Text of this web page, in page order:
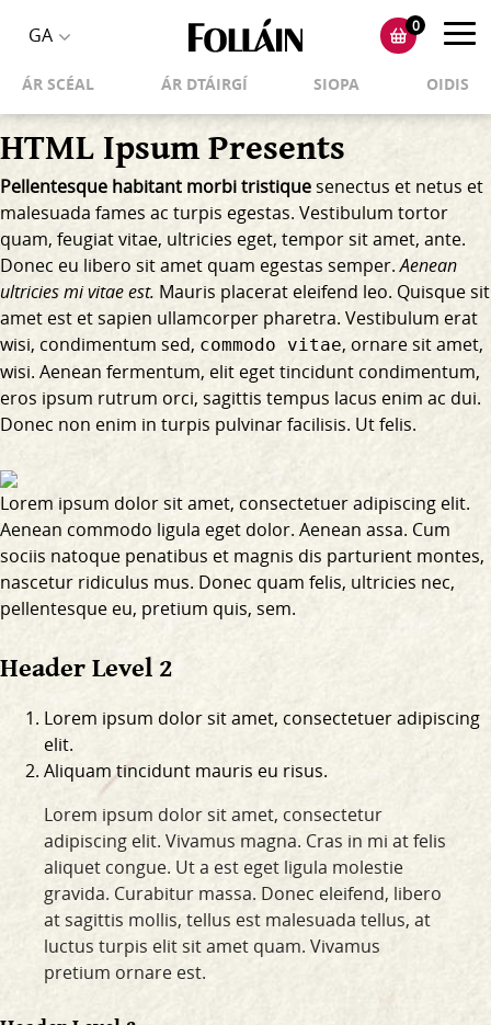
GA
language
selector
0
ÁR SCÉAL ÁR DTÁIRGÍ SIOPA OIDIS
HTML Ipsum Presents
Pellentesque habitant morbi tristiquesenectus et netus et
malesuada fames ac turpis egestas. Vestibulum tortor
quam, feugiat vitae, ultricies eget, tempor sit amet, ante.
Donec eu libero sit amet quam egestas semper.Aenean
ultricies mi vitae est. Mauris placerat eleifend leo. Quisque sit
amet est et sapien ullamcorper pharetra. Vestibulum erat
wisi, condimentum sed, commodo vitae, ornare sit amet,
wisi. Aenean fermentum, elit eget tincidunt condimentum,
eros ipsum rutrum orci, sagittis tempus lacus enim ac dui.
Donec non enim in turpis pulvinar facilisis. Ut felis.
Lorem ipsum dolor sit amet, consectetuer adipiscing elit.
Aenean commodo ligula eget dolor. Aenean assa. Cum
sociis natoque penatibus et magnis dis parturient montes,
nascetur ridiculus mus. Donec quam felis, ultricies nec,
pellentesque eu, pretium quis, sem.
Header Level 2
Lorem ipsum dolor sit amet, consectetuer adipiscing
elit.
Aliquam tincidunt mauris eu risus.
Lorem ipsum dolor sit amet, consectetur
adipiscing elit. Vivamus magna. Cras in mi at felis
aliquet congue. Ut a est eget ligula molestie
gravida. Curabitur massa. Donec eleifend, libero
at sagittis mollis, tellus est malesuada tellus, at
luctus turpis elit sit amet quam. Vivamus
pretium ornare est.